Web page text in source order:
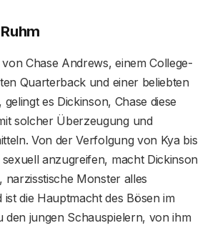
Chase Andrews, einem College-
Quarterback und einer beliebten
es Dickinson, Chase diese
solcher Überzeugung und
Von der Verfolgung von Kya bis
anzugreifen, macht Dickinson
narzisstische Monster alles
die Hauptmacht des Bösen im
den jungen Schauspielern, von ihm